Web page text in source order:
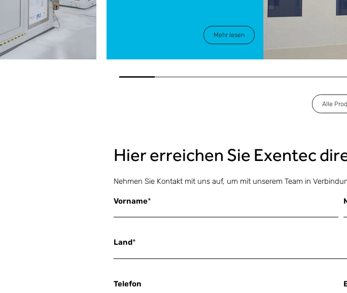
Mehr lesen
Alle
Hier erreichen Sie Exentec
Nehmen Sie Kontakt mit uns auf, um mit unserem Team in
Vorname*
Land*
Telefon